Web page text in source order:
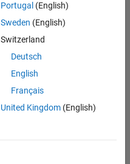
Portugal (English)
Sweden (English)
Switzerland
Deutsch
English
Français
United Kingdom(English)